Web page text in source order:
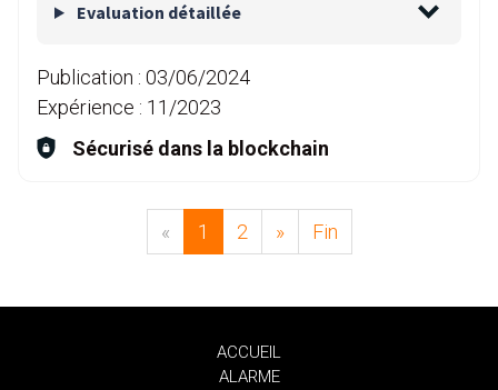
Evaluation détaillée
Publication : 03/06/2024
Expérience : 11/2023
Sécurisé dans la blockchain
« 1 2 » Fin
ACCUEIL
ALARME